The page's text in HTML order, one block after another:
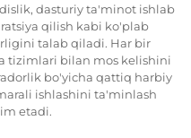
dasturiy ta'minot ishlab
qilish kabi ko'plab
talab qiladi. Har bir
tizimlari bilan mos kelishini
bo'yicha qattiq harbiy
ishlashini ta'minlash
etadi.